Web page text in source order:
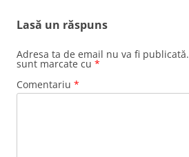
Lasă un răspuns
Adresa ta de email nu va fi publicată.
sunt marcate cu *
Comentariu *